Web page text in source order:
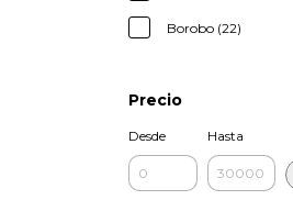
Borobo (22)
Precio
Desde Hasta